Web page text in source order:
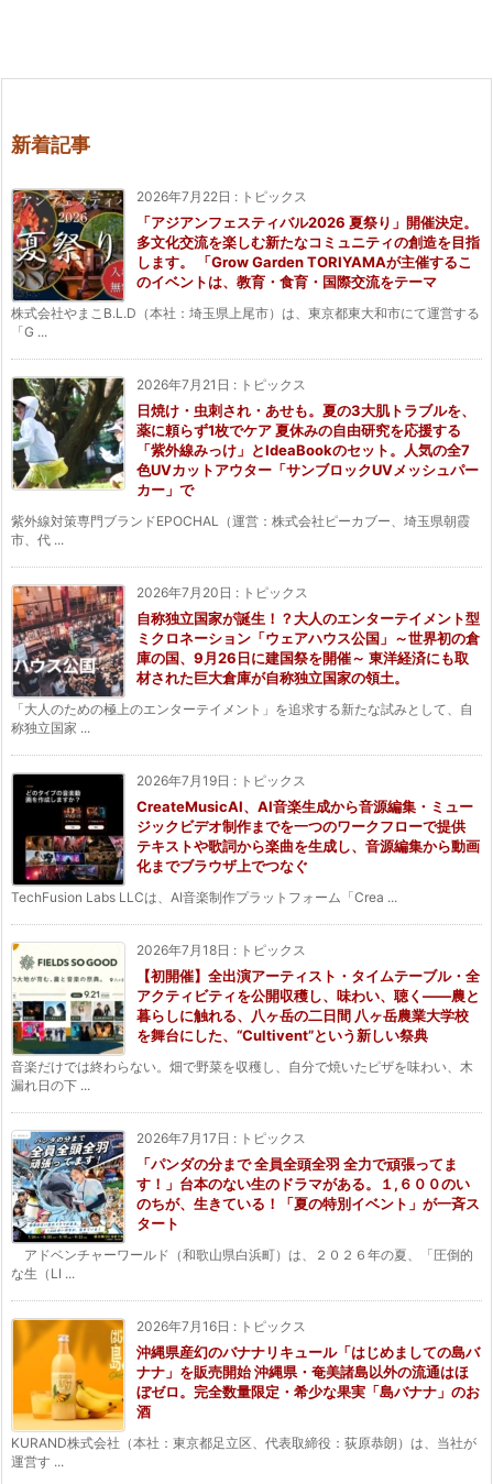
新着記事
2026年7月22日 : トピックス
「アジアンフェスティバル2026 夏祭り」開催決定。
多文化交流を楽しむ新たなコミュニティの創造を目指
します。 「Grow Garden TORIYAMAが主催するこ
のイベントは、教育・食育・国際交流をテーマ
株式会社やまこB.L.D（本社：埼玉県上尾市）は、東京都東大和市にて運営する
「G ...
2026年7月21日 : トピックス
日焼け・虫刺され・あせも。夏の3大肌トラブルを、
薬に頼らず1枚でケア 夏休みの自由研究を応援する
「紫外線みっけ」とIdeaBookのセット。人気の全7
色UVカットアウター「サンブロックUVメッシュパー
カー」で
紫外線対策専門ブランドEPOCHAL（運営：株式会社ピーカブー、埼玉県朝霞
市、代 ...
2026年7月20日 : トピックス
自称独立国家が誕生！？大人のエンターテイメント型
ミクロネーション「ウェアハウス公国」～世界初の倉
庫の国、9月26日に建国祭を開催～ 東洋経済にも取
材された巨大倉庫が自称独立国家の領土。
「大人のための極上のエンターテイメント」を追求する新たな試みとして、自
称独立国家 ...
2026年7月19日 : トピックス
CreateMusicAI、AI音楽生成から音源編集・ミュー
ジックビデオ制作までを一つのワークフローで提供
テキストや歌詞から楽曲を生成し、音源編集から動画
化までブラウザ上でつなぐ
TechFusion Labs LLCは、AI音楽制作プラットフォーム「Crea ...
2026年7月18日 : トピックス
【初開催】全出演アーティスト・タイムテーブル・全
アクティビティを公開収穫し、味わい、聴く——農と
暮らしに触れる、八ヶ岳の二日間 八ヶ岳農業大学校
を舞台にした、“Cultivent”という新しい祭典
音楽だけでは終わらない。畑で野菜を収穫し、自分で焼いたピザを味わい、木
漏れ日の下 ...
2026年7月17日 : トピックス
「パンダの分まで 全員全頭全羽 全力で頑張ってま
す！」台本のない生のドラマがある。１,６００のい
のちが、生きている！「夏の特別イベント」が一斉ス
タート
アドベンチャーワールド（和歌山県白浜町）は、２０２６年の夏、「圧倒的
な生（LI ...
2026年7月16日 : トピックス
沖縄県産幻のバナナリキュール「はじめましての島バ
ナナ」を販売開始 沖縄県・奄美諸島以外の流通はほ
ぼゼロ。完全数量限定・希少な果実「島バナナ」のお
酒
KURAND株式会社（本社：東京都足立区、代表取締役：荻原恭朗）は、当社が
運営す ...